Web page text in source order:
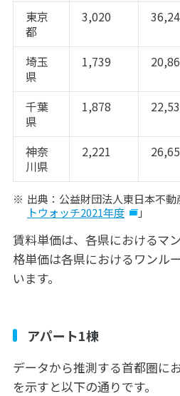
東京
都
3,020
埼玉
県
1,739
千葉
県
1,878
神奈
川県
2,221
出典：公益財団法人東日本不
トウォッチ2021年度
」
賃料単価は、各県におけるマ
格単価は各県におけるワンル
います。
アパート1棟
データから推測する首都圏に
を示すと以下の通りです。